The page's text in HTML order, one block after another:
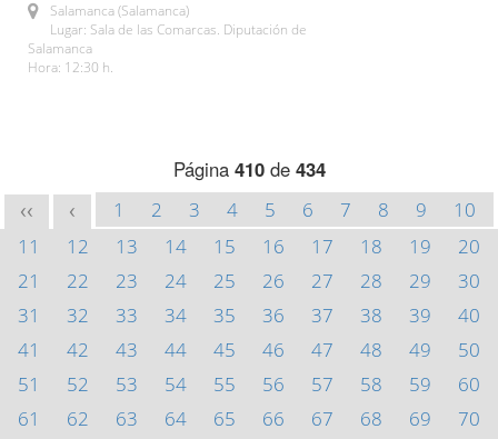
Salamanca (Salamanca)
Lugar: Sala de las Comarcas. Diputación de
Salamanca
Hora: 12:30 h.
Página 410de 434
<< < 1 2 3 4 5 6 7 8 9
10
11
12 13 14 15 16 17 18 19
20
21
22 23 24 25 26 27 28 29
30
31
32 33 34 35 36 37 38 39
40
41
42 43 44 45 46 47 48 49
50
51
52 53 54 55 56 57 58 59
60
61
62 63 64 65 66 67 68 69
70